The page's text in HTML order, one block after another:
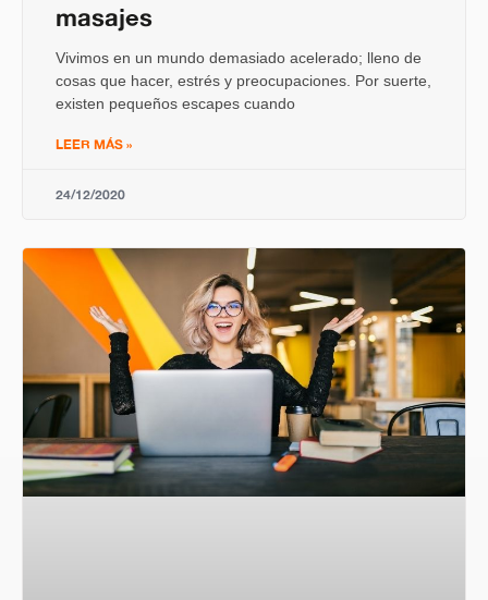
masajes
Vivimos en un mundo demasiado acelerado; lleno de
cosas que hacer, estrés y preocupaciones. Por suerte,
existen pequeños escapes cuando
LEER MÁS »
24/12/2020